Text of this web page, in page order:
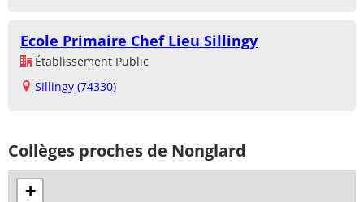
Ecole Primaire Chef Lieu Sillingy
Établissement Public
Sillingy (74330)
Collèges proches de Nonglard
+